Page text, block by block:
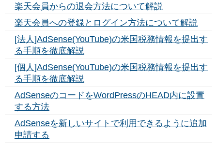
楽天会員からの退会方法について解説
楽天会員への登録とログイン方法について解説
[法人]AdSense(YouTube)の米国税務情報を提出す
る手順を徹底解説
[個人]AdSense(YouTube)の米国税務情報を提出す
る手順を徹底解説
AdSenseのコードをWordPressのHEAD内に設置
する方法
AdSenseを新しいサイトで利用できるように追加
申請する